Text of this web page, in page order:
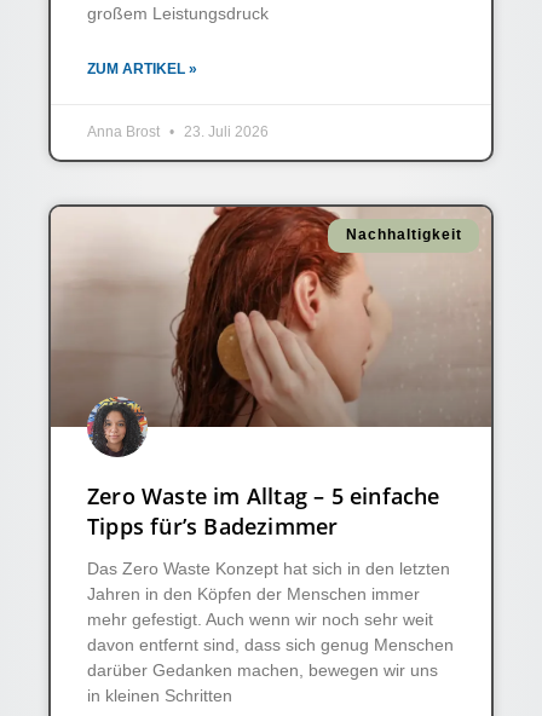
großem Leistungsdruck
ZUM ARTIKEL »
Anna Brost 23. Juli 2026
Nachhaltigkeit
Zero Waste im Alltag – 5 einfache
Tipps für’s Badezimmer
Das Zero Waste Konzept hat sich in den letzten
Jahren in den Köpfen der Menschen immer
mehr gefestigt. Auch wenn wir noch sehr weit
davon entfernt sind, dass sich genug Menschen
darüber Gedanken machen, bewegen wir uns
in kleinen Schritten